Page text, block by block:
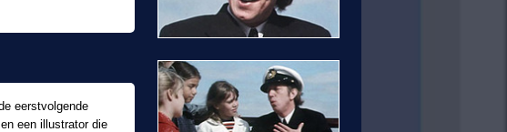
eerstvolgende
een illustrator die